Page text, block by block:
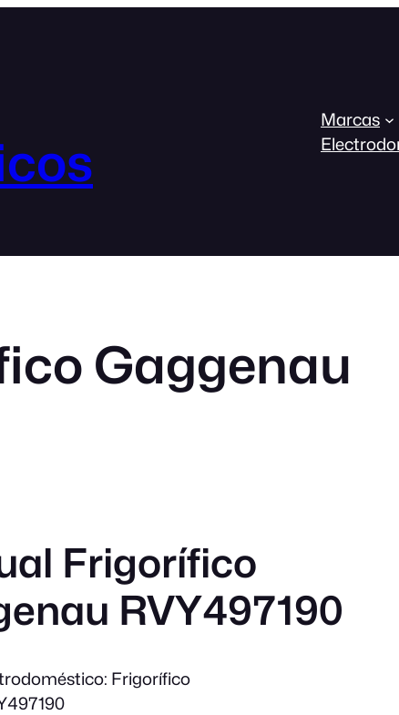
Marcas
Gaggenau
Frigorífico
RVY497190
Frigorífico